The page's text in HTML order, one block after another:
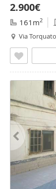
2.900€
161m2
Via